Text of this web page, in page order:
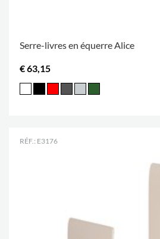
Serre-livres en équerre Alice
€ 63,15
RÉF.: E3176